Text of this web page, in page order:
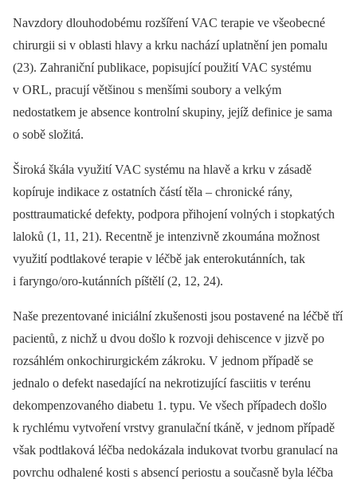
Navzdory dlouhodobému rozšíření VAC terapie ve všeobecné
chirurgii si v oblasti hlavy a krku nachází uplatnění jen pomalu
(23). Zahraniční publikace, popisující použití VAC systému
v ORL, pracují většinou s menšími soubory a velkým
nedostatkem je absence kontrolní skupiny, jejíž definice je sama
o sobě složitá.
Široká škála využití VAC systému na hlavě a krku v zásadě
kopíruje indikace z ostatních částí těla –⁠ chronické rány,
posttraumatické defekty, podpora přihojení volných i stopkatých
laloků (1, 11, 21). Recentně je intenzivně zkoumána možnost
využití podtlakové terapie v léčbě jak enterokutánních, tak
i faryngo/oro-kutánních píštělí (2, 12, 24).
Naše prezentované iniciální zkušenosti jsou postavené na léčbě tří
pacientů, z nichž u dvou došlo k rozvoji dehiscence v jizvě po
rozsáhlém onkochirurgickém zákroku. V jednom případě se
jednalo o defekt nasedající na nekrotizující fasciitis v terénu
dekompenzovaného diabetu 1. typu. Ve všech případech došlo
k rychlému vytvoření vrstvy granulační tkáně, v jednom případě
však podtlaková léčba nedokázala indukovat tvorbu granulací na
povrchu odhalené kosti s absencí periostu a současně byla léčba